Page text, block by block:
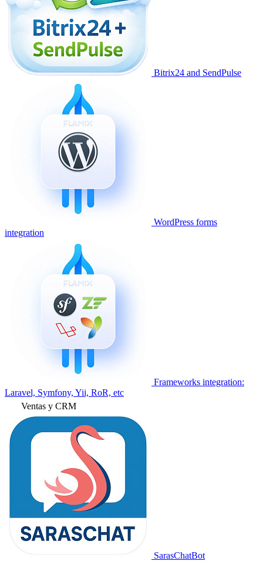
Bitrix24 and SendPulse
WordPress forms
integration
Frameworks integration:
Laravel, Symfony, Yii, RoR, etc
Ventas y CRM
SarasChatBot